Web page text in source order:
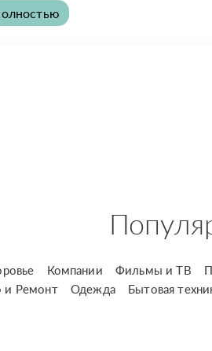
Компании Фильмы и ТВ
и Ремонт
Одежда Бытовая